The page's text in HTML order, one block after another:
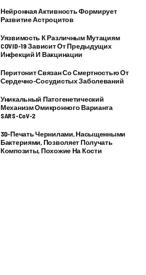
Нейронная Активность Формирует
Развитие Астроцитов
Уязвимость К Различным Мутациям
COVID-19 Зависит От Предыдущих
Инфекций И Вакцинации
Перитонит Связан Со Смертностью От
Сердечно-Сосудистых Заболеваний
Уникальный Патогенетический
Механизм Омикронного Варианта
SARS-CoV-2
3D-Печать Чернилами, Насыщенными
Бактериями, Позволяет Получать
Композиты, Похожие На Кости